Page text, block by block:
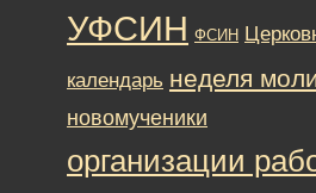
УФСИН ФСИН
календарь неделя
новомученики
организации